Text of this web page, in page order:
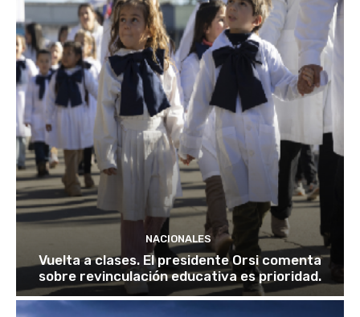
NACIONALES
Vuelta a clases. El presidente Orsi comenta
sobre revinculación educativa es prioridad.